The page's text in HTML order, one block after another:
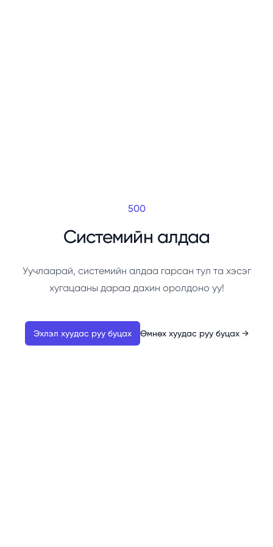
500
Системийн алдаа
Уучлаарай, системийн алдаа гарсан тул та хэсэг
хугацааны дараа дахин оролдоно уу!
Эхлэл хуудас руу буцах Өмнөх хуудас руу буцах →